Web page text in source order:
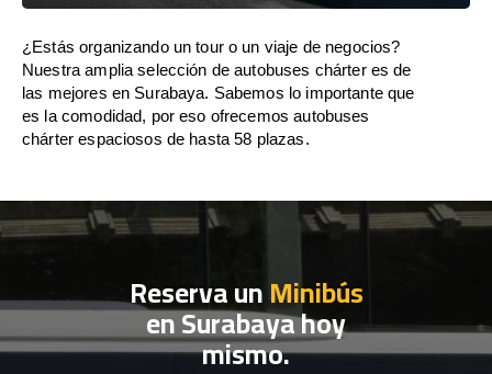
¿Estás organizando un tour o un viaje de negocios?
Nuestra amplia selección de autobuses chárter es de
las mejores en Surabaya. Sabemos lo importante que
es la comodidad, por eso ofrecemos autobuses
chárter espaciosos de hasta 58 plazas.
Reserva unMinibús
en Surabaya hoy
mismo.